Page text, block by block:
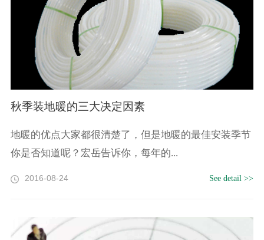
秋季装地暖的三大决定因素
地暖的优点大家都很清楚了，但是地暖的最佳安装季节
你是否知道呢？宏岳告诉你，每年的...
2016-08-24 See detail >>